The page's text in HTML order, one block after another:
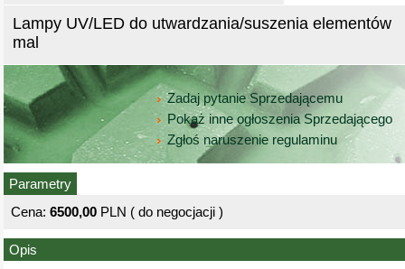
Lampy UV/LED do utwardzania/suszenia elementów
mal
Zadaj pytanie Sprzedającemu
Pokaż inne ogłoszenia Sprzedającego
Zgłoś naruszenie regulaminu
Parametry
Cena: 6500,00 PLN ( do negocjacji )
Opis